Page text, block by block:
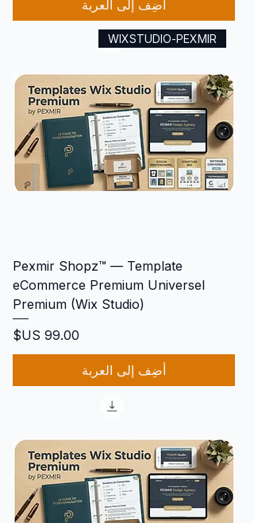
أضِف إلى العربة
WIXSTUDIO-PEXMIR
Pexmir Shopz™ — Template
eCommerce Premium Universel
Premium (Wix Studio)
السعر
أضِف إلى العربة